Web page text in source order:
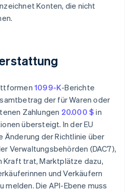
Konten, die nicht
1099-K-Berichte
der für Waren oder
Zahlungen 20.000 $ in
übersteigt. In der EU
Änderung der Richtlinie über
Verwaltungsbehörden (DAC7),
Kraft trat, Marktplätze dazu,
und Verkäufern
melden. Die API-Ebene muss